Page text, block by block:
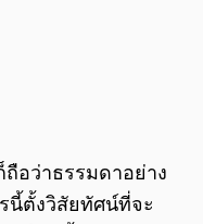
อว่าธรรมดาอย่าง
นี้ตั้งวิสัยทัศน์ที่จะ